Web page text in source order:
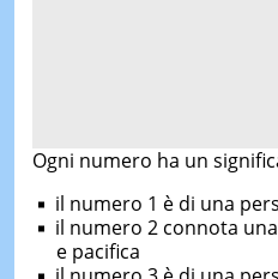
Ogni numero ha un
il numero 1 è di una
il numero 2 connota
e pacifica